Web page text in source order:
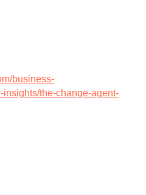
business-
the-change-agent-